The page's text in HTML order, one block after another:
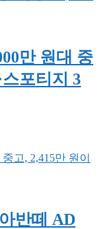
만 원대 중
스포티지 3
반떼 AD